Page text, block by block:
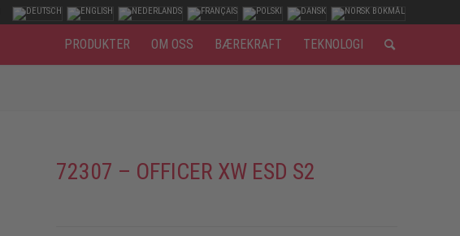
PRODUKTER OM OSS BÆREKRAFT TEKNOLOGI
72307 – OFFICER XW ESD S2